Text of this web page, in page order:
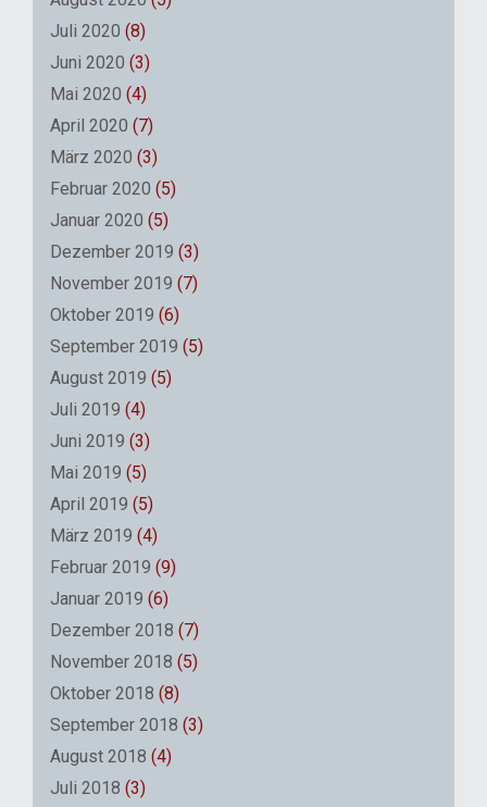
Juli 2020 (8)
Juni 2020 (3)
Mai 2020 (4)
April 2020 (7)
März 2020 (3)
Februar 2020 (5)
Januar 2020 (5)
Dezember 2019 (3)
November 2019 (7)
Oktober 2019 (6)
September 2019 (5)
August 2019 (5)
Juli 2019 (4)
Juni 2019 (3)
Mai 2019 (5)
April 2019 (5)
März 2019 (4)
Februar 2019 (9)
Januar 2019 (6)
Dezember 2018 (7)
November 2018 (5)
Oktober 2018 (8)
September 2018 (3)
August 2018 (4)
Juli 2018 (3)